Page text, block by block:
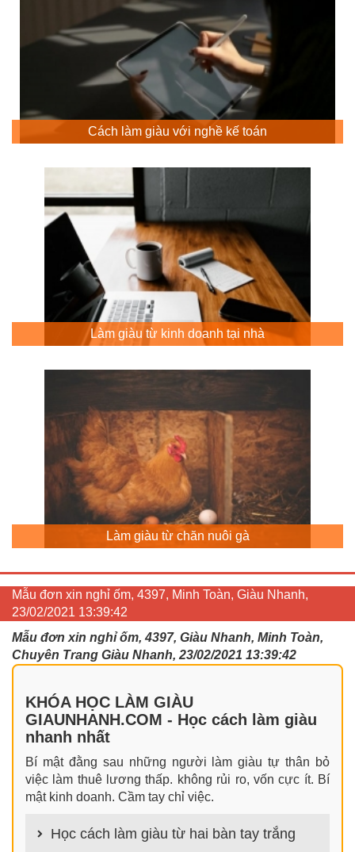
Cách làm giàu với nghề kế toán
Làm giàu từ kinh doanh tại nhà
Làm giàu từ chăn nuôi gà
Mẫu đơn xin nghỉ ốm, 4397, Minh Toàn, Giàu Nhanh,
23/02/2021 13:39:42
Mẫu đơn xin nghỉ ốm, 4397, Giàu Nhanh, Minh Toàn,
Chuyên Trang Giàu Nhanh, 23/02/2021 13:39:42
KHÓA HỌC LÀM GIÀU
GIAUNHANH.COM - Học cách làm giàu
nhanh nhất
Bí mật đằng sau những người làm giàu tự thân bỏ
việc làm thuê lương thấp. không rủi ro, vốn cực ít. Bí
mật kinh doanh. Cầm tay chỉ việc.
Học cách làm giàu từ hai bàn tay trắng